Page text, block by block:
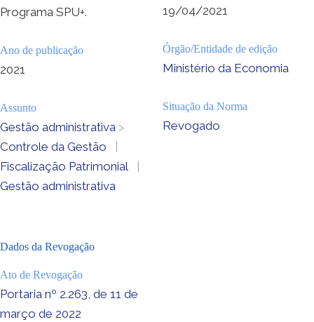
Programa SPU+.
Ano de publicação
2021
Assunto
Gestão administrativa >
Controle da Gestão
|
Fiscalização Patrimonial
|
Gestão administrativa
19/04/2021
Órgão/Entidade de edição
Ministério da Economia
Situação da Norma
Revogado
Dados da Revogação
Ato de Revogação
Portaria nº 2.263, de 11 de
março de 2022